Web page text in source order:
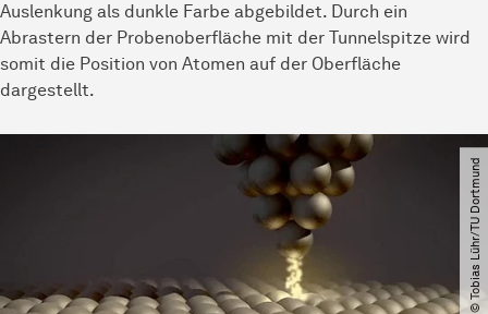
Auslenkung als dunkle Farbe abgebildet. Durch ein
Abrastern der Probenoberfläche mit der Tunnelspitze wird
somit die Position von Atomen auf der Oberfläche
dargestellt.
© Tobias Lühr​/​TU Dortmund